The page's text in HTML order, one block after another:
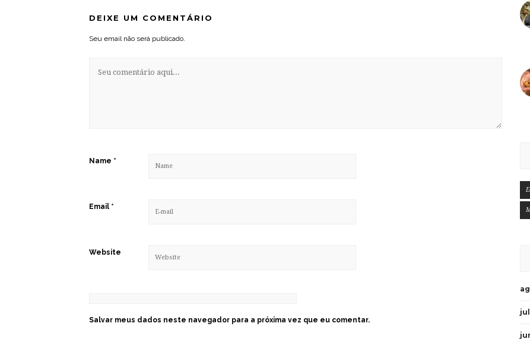
DEIXE UM COMENTÁRIO
Seu email não será publicado.
Name *
Email *
Website
Salvar meus dados neste navegador para a próxima vez que eu comentar.